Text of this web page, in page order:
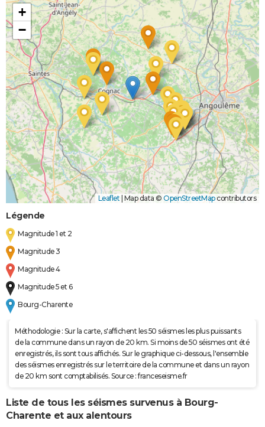
+
−
Leaflet Map data © OpenStreetMapcontributors
Légende
Magnitude 1 et 2
Magnitude 3
Magnitude 4
Magnitude 5 et 6
Bourg-Charente
Méthodologie : Sur la carte, s'affichent les 50 séismes les plus puissants
de la commune dans un rayon de 20 km. Si moins de 50 séismes ont été
enregistrés, ils sont tous affichés. Sur le graphique ci-dessous, l'ensemble
des séismes enregistrés sur le territoire de la commune et dans un rayon
de 20 km sont comptabilisés. Source : franceseisme.fr
Liste de tous les séismes survenus à Bourg-
Charente et aux alentours